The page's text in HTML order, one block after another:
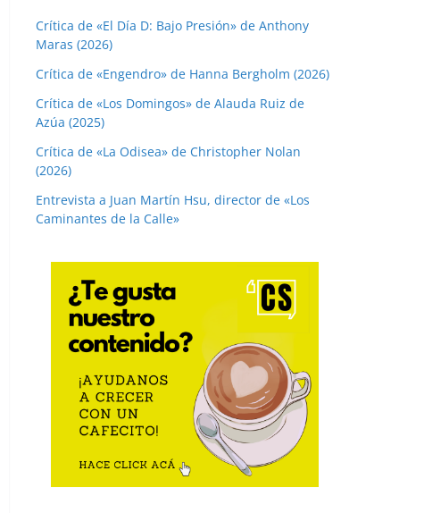
Crítica de «El Día D: Bajo Presión» de Anthony
Maras (2026)
Crítica de «Engendro» de Hanna Bergholm (2026)
Crítica de «Los Domingos» de Alauda Ruiz de
Azúa (2025)
Crítica de «La Odisea» de Christopher Nolan
(2026)
Entrevista a Juan Martín Hsu, director de «Los
Caminantes de la Calle»